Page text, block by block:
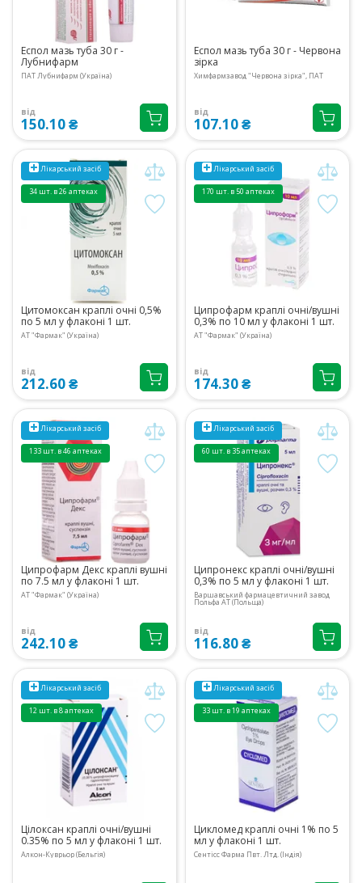
Еспол мазь туба 30 г -
Лубнифарм
ПАТ Лубнифарм (Україна)
від
150.10 ₴
Еспол мазь туба 30 г - Червона
зірка
Химфармзавод "Червона зірка", ПАТ
від
107.10 ₴
Лікарський засіб
34 шт. в 26 аптеках
Цитомоксан краплі очні 0,5%
по 5 мл у флаконі 1 шт.
АТ "Фармак" (Україна)
від
212.60 ₴
Лікарський засіб
170 шт. в 50 аптеках
Ципрофарм краплі очні/вушні
0,3% по 10 мл у флаконі 1 шт.
АТ "Фармак" (Україна)
від
174.30 ₴
Лікарський засіб
133 шт. в 46 аптеках
Ципрофарм Декс краплі вушні
по 7.5 мл у флаконі 1 шт.
АТ "Фармак" (Україна)
від
242.10 ₴
Лікарський засіб
60 шт. в 35 аптеках
Ципронекс краплі очні/вушні
0,3% по 5 мл у флаконі 1 шт.
Варшавський фармацевтичний завод
Польфа АТ (Польща)
від
116.80 ₴
Лікарський засіб
12 шт. в 8 аптеках
Цілоксан краплі очні/вушні
0.35% по 5 мл у флаконі 1 шт.
Алкон-Куврьор (Бельгія)
Лікарський засіб
33 шт. в 19 аптеках
Цикломед краплі очні 1% по 5
мл у флаконі 1 шт.
Сентісс Фарма Пвт. Лтд. (Індія)